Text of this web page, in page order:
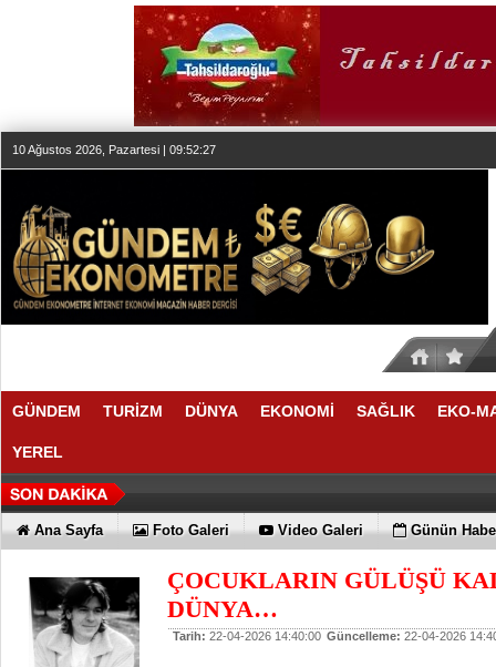
10 Ağustos 2026, Pazartesi | 09:52:27
GÜNDEM TURİZM DÜNYA EKONOMİ SAĞLIK EKO-
YEREL
Ana Sayfa Foto Galeri Video Galeri Günün
ÇOCUKLARIN GÜLÜŞÜ
DÜNYA…
Tarih: 22-04-2026 14:40:00 Güncelleme: 22-04-2026